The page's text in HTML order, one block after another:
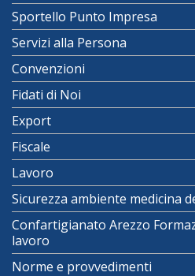
Sportello Punto Impresa
Servizi alla Persona
Convenzioni
Fidati di Noi
Export
Fiscale
Lavoro
Sicurezza ambiente medicina
Confartigianato Arezzo
lavoro
Norme e provvedimenti